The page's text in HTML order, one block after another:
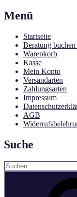
Menü
Startseite
Beratung
Warenkorb
Kasse
Mein Konto
Versandarten
Zahlungsarten
Impressum
AGB
Suche
Suchen
nach: